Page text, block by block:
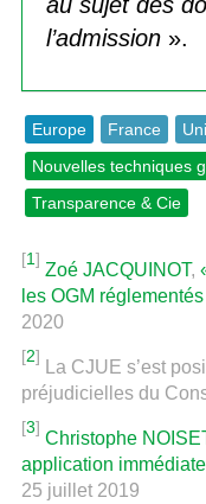
l’admission».
Europe France
Nouvelles techniques
Transparence & Cie
[1]
Zoé JACQUINOT,
les OGM
2020
[2]
La CJUE s’est
préjudicielles du
[3]
Christophe
application
25 juillet 2019